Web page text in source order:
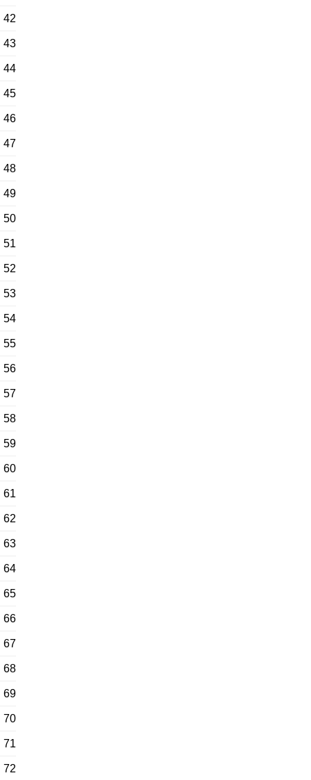
42
43
44
45
46
47
48
49
50
51
52
53
54
55
56
57
58
59
60
61
62
63
64
65
66
67
68
69
70
71
72